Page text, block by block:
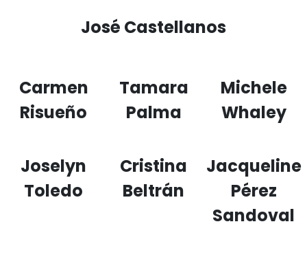
José Castellanos
Carmen
Risueño
Tamara
Palma
Michele
Whaley
Joselyn
Toledo
Cristina
Beltrán
Jacqueline
Pérez
Sandoval